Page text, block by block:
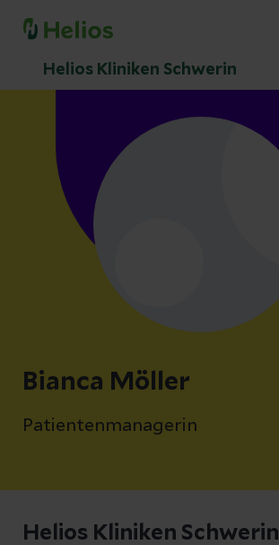
Helios Kliniken Schwerin
Bianca Möller
Patientenmanagerin
Helios Kliniken Schwerin